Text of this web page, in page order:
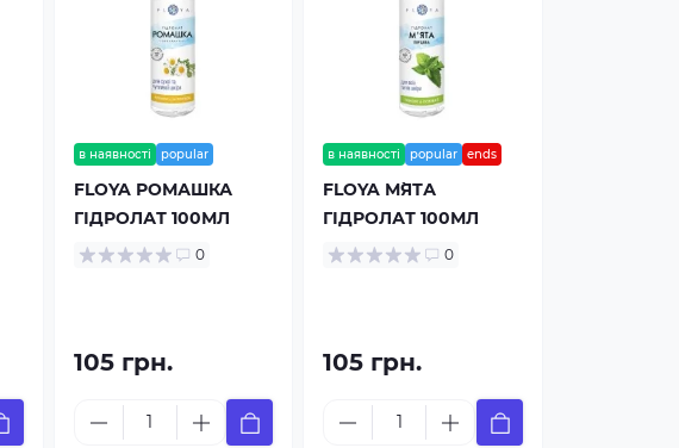
в наявності popular
FLOYA РОМАШКА
ГІДРОЛАТ 100МЛ
0
105 грн.
в наявності popular ends
FLOYA М`ЯТА
ГІДРОЛАТ 100МЛ
0
105 грн.